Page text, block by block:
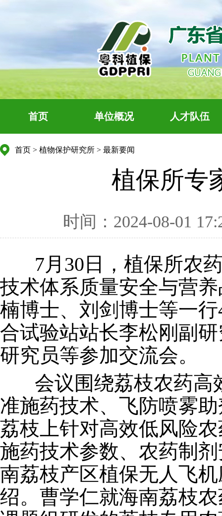
首页 单位概况 人才队伍
首页 > 植物保护研究所 > 最新要闻
植保所专
时间：2024-08-01
7月30日，植保所农药
技术体系质量安全与营
楠博士、刘剑博士等一
合试验站站长李松刚副
研究员等参加交流会。
会议围绕荔枝农药高
准施药技术、飞防喷雾
荔枝上针对高效低风险
施药技术参数、农药制
南荔枝产区植保无人飞
绍。曹学仁就海南荔枝